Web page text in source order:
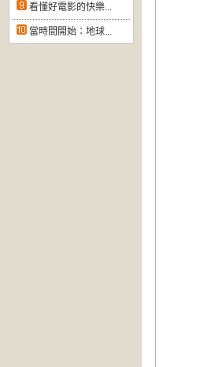
看懂好電影的快樂...
當時間開始：地球...